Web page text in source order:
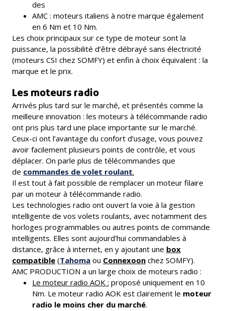
des
AMC : moteurs italiens à notre marque également
en 6 Nm et 10 Nm.
Les choix principaux sur ce type de moteur sont la
puissance, la possibilité d’être débrayé sans électricité
(moteurs CSI chez SOMFY) et enfin à choix équivalent : la
marque et le prix.
Les moteurs radio
Arrivés plus tard sur le marché, et présentés comme la
meilleure innovation : les moteurs à télécommande radio
ont pris plus tard une place importante sur le marché.
Ceux-ci ont l’avantage du confort d’usage, vous pouvez
avoir facilement plusieurs points de contrôle, et vous
déplacer. On parle plus de télécommandes que
de commandes de volet roulant.
Il est tout à fait possible de remplacer un moteur filaire
par un moteur à télécommande radio.
Les technologies radio ont ouvert la voie à la gestion
intelligente de vos volets roulants, avec notamment des
horloges programmables ou autres points de commande
intelligents. Elles sont aujourd’hui commandables à
distance, grâce à internet, en y ajoutant une box
compatible (Tahoma ou Connexoon chez SOMFY).
AMC PRODUCTION a un large choix de moteurs radio :
Le moteur radio AOK : proposé uniquement en 10
Nm. Le moteur radio AOK est clairement le moteur
radio le moins cher du marché.